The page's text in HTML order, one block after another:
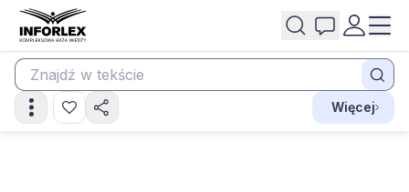
Więcej